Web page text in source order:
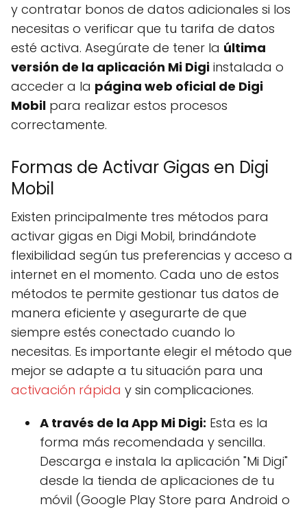
y contratar bonos de datos adicionales si los
necesitas o verificar que tu tarifa de datos
esté activa. Asegúrate de tener la última
versión de la aplicación Mi Digi instalada o
acceder a la página web oficial de Digi
Mobil para realizar estos procesos
correctamente.
Formas de Activar Gigas en Digi
Mobil
Existen principalmente tres métodos para
activar gigas en Digi Mobil, brindándote
flexibilidad según tus preferencias y acceso a
internet en el momento. Cada uno de estos
métodos te permite gestionar tus datos de
manera eficiente y asegurarte de que
siempre estés conectado cuando lo
necesitas. Es importante elegir el método que
mejor se adapte a tu situación para una
activación rápida y sin complicaciones.
A través de la App Mi Digi: Esta es la
forma más recomendada y sencilla.
Descarga e instala la aplicación "Mi Digi"
desde la tienda de aplicaciones de tu
móvil (Google Play Store para Android o